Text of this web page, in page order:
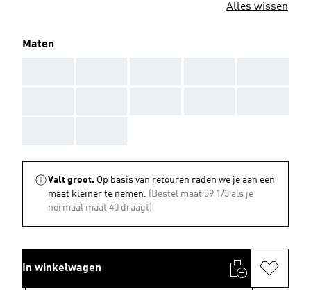
Alles wissen
Maten
Valt groot. Op basis van retouren raden we je aan een
maat kleiner te nemen. (Bestel maat 39 1/3 als je
normaal maat 40 draagt)
In winkelwagen